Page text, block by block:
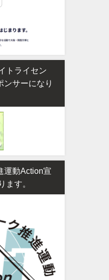
トライセン
ンサーになり
運動Action宣
ます。